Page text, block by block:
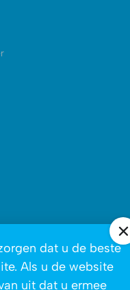
dat u de beste
Als u de website
uit dat u ermee